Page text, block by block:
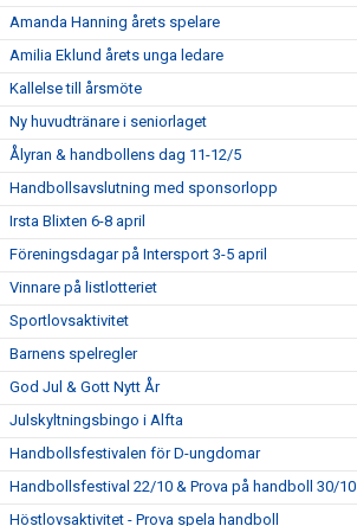
Amanda Hanning årets spelare
Amilia Eklund årets unga ledare
Kallelse till årsmöte
Ny huvudtränare i seniorlaget
Ålyran & handbollens dag 11-12/5
Handbollsavslutning med sponsorlopp
Irsta Blixten 6-8 april
Föreningsdagar på Intersport 3-5 april
Vinnare på listlotteriet
Sportlovsaktivitet
Barnens spelregler
God Jul & Gott Nytt År
Julskyltningsbingo i Alfta
Handbollsfestivalen för D-ungdomar
Handbollsfestival 22/10 & Prova på handboll 30/10
Höstlovsaktivitet - Prova spela handboll